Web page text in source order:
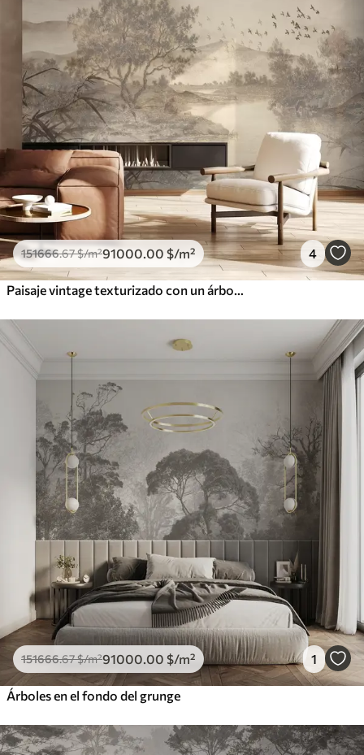
151666.67$/m²91000.00 $/m² 4
Paisaje vintage texturizado con un árbol cerca de un río y un cielo nublado, arte de la naturaleza en tonos sepia
151666.67$/m²91000.00 $/m² 1
Árboles en el fondo del grunge